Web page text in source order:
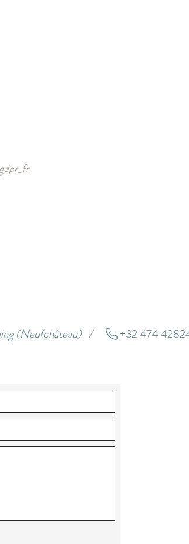
(Neufchâteau) / +32 474